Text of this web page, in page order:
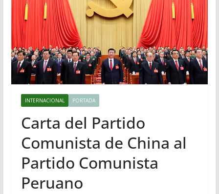
INTERNACIONAL PORTADA
Carta del Partido
Comunista de China al
Partido Comunista
Peruano